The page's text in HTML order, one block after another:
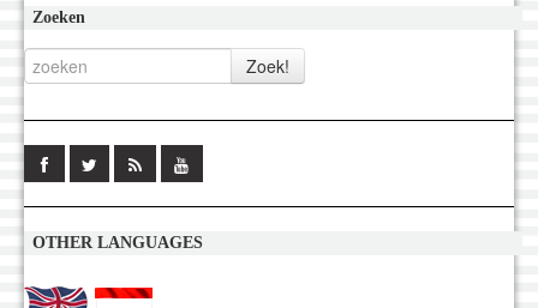
Zoeken
OTHER LANGUAGES